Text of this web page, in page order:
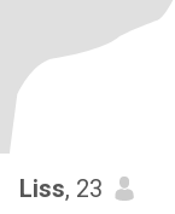
Liss, 23